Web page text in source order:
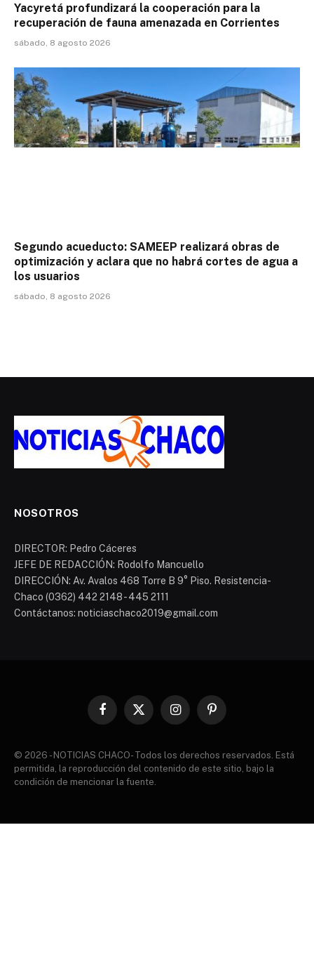
Yacyretá profundizará la cooperación para la
recuperación de fauna amenazada en Corrientes
sábado, 8 agosto 2026
Segundo acueducto: SAMEEP realizará obras de
optimización y aclara que no habrá cortes de agua a
los usuarios
sábado, 8 agosto 2026
NOSOTROS
DIRECTOR: Pedro Cáceres
JEFE DE REDACCIÓN: Rodolfo Mancuello
DIRECCIÓN: Av. Avalos 468 Torre B 9° Piso. Resistencia-
Chaco (0362) 442 2148 - 445 2111
Contáctanos: noticiaschaco2019@gmail.com
Facebook
X
InstagramPinterest
© 2026 - NOTICIAS CHACO- Todos los derechos reservados. Está
permitida, la reproducción del contenido de este sitio, bajo la
condición de mencionar la fuente.